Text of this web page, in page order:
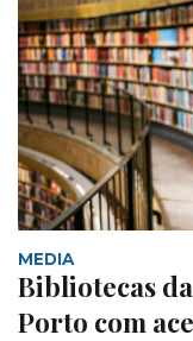
MEDIA
Bibliotecas
Porto com